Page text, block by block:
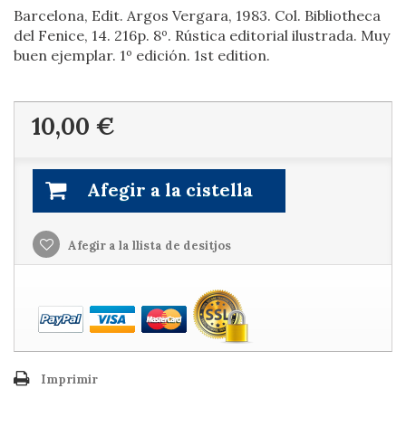
Barcelona, Edit. Argos Vergara, 1983. Col. Bibliotheca
del Fenice, 14. 216p. 8º. Rústica editorial ilustrada. Muy
buen ejemplar. 1º edición. 1st edition.
10,00 €
Afegir a la cistella
Afegir a la llista de desitjos
Imprimir